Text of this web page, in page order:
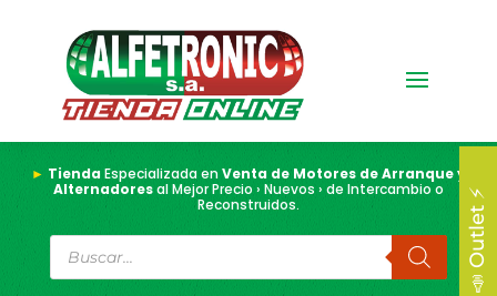
► TiendaEspecializada enVenta de Motores de Arranque y
Alternadoresal Mejor Precio › Nuevos › de Intercambio o
Reconstruidos.
Búsqueda
de
productos
📣 Outlet ⚡